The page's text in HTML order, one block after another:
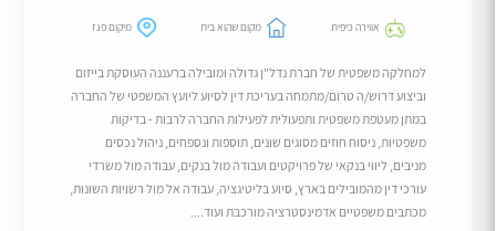
אווירה כיפית מקום שהוא בית מיקום פגז
למחלקה משפטית של חברת נדל"ן גדולה ומובילה ברעננה העוסקת בייזום
וביצוע דרוש/ה טרום/מתמחה בעריכת דין לסיוע ליועץ המשפטי של החברה
במתן מעטפת משפטית ותפעולית לפעילות החברה לרבות - בדיקות
משפטיות, ניסוח חוזים מסוגים שונים, תוספות ונספחים, ניהול נכסים
מניבים, ליווי בנקאי של פרויקטים ועבודה מול בנקים, עבודה מול משרדי
עורכי דין מהמובילים בארץ, סיוע בליטיגציה, עבודה אל מול רשויות השונות,
מכתבים משפטיים אדמינסטרציה מורכבת ועוד....